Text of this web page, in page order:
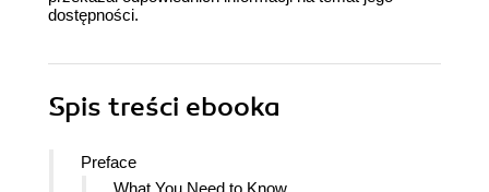
dostępności.
Spis treści ebooka
Preface
What You Need to Know